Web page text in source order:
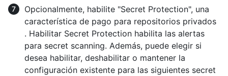
Opcionalmente, habilite "Secret Protection", una
característica de pago para repositorios privados
. Habilitar Secret Protection habilita las alertas
para secret scanning. Además, puede elegir si
desea habilitar, deshabilitar o mantener la
configuración existente para las siguientes secret